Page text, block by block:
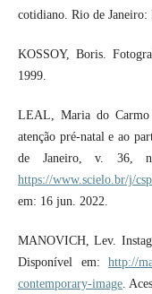
cotidiano. Rio de Janeiro:
KOSSOY, Boris.
1999.
LEAL, Maria do
atenção pré-natal e ao
de Janeiro, v. 36,
https://www.scielo.br/j/
em: 16 jun. 2022.
MANOVICH, Lev.
Disponível em:http://
contemporary-image.